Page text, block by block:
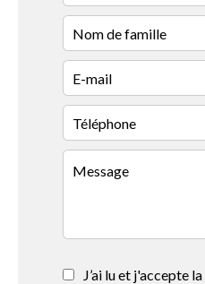
J’ai lu et j'accepte la